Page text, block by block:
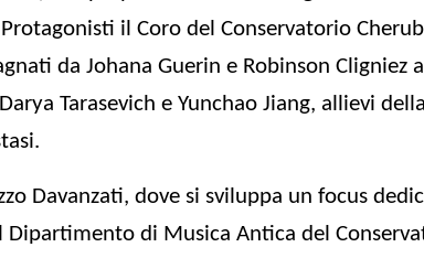
il Coro del Conservatorio
da Johana Guerin e Robinson Cligniez
Tarasevich e Yunchao Jiang, allievi
Davanzati, dove si sviluppa un focus
di Musica Antica del